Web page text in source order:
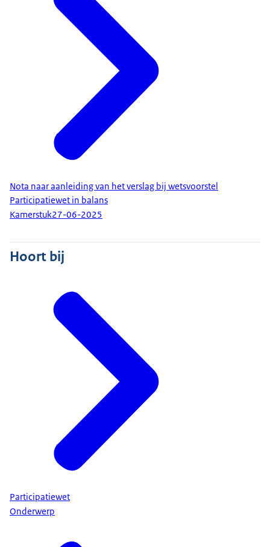
Nota naar aanleiding van het verslag bij wetsvoorstel
Participatiewet in balans
Kamerstuk27-06-2025
Hoort bij
Participatiewet
Onderwerp